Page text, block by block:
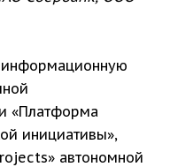
информационную
«Платформа
инициативы»,
автономной